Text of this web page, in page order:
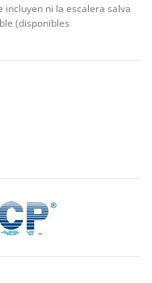
incluyen ni la escalera salva
(disponibles